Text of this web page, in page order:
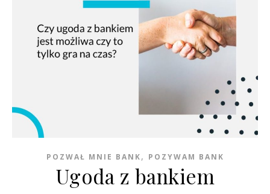
POZWAŁ MNIE BANK, POZYWAM BANK
Ugoda z bankiem